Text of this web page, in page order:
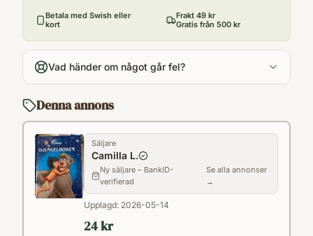
2010
Antal sidor
64
Språk
Format
Paperback
Betala med Swish eller
kort
Frakt 49 kr
Gratis från 500 kr
Vad händer om något går fel?
Denna annons
Säljare
Camilla L.
Ny säljare – BankID-
verifierad
·
Se alla annonser
→
Upplagd: 2026-05-14
24 kr